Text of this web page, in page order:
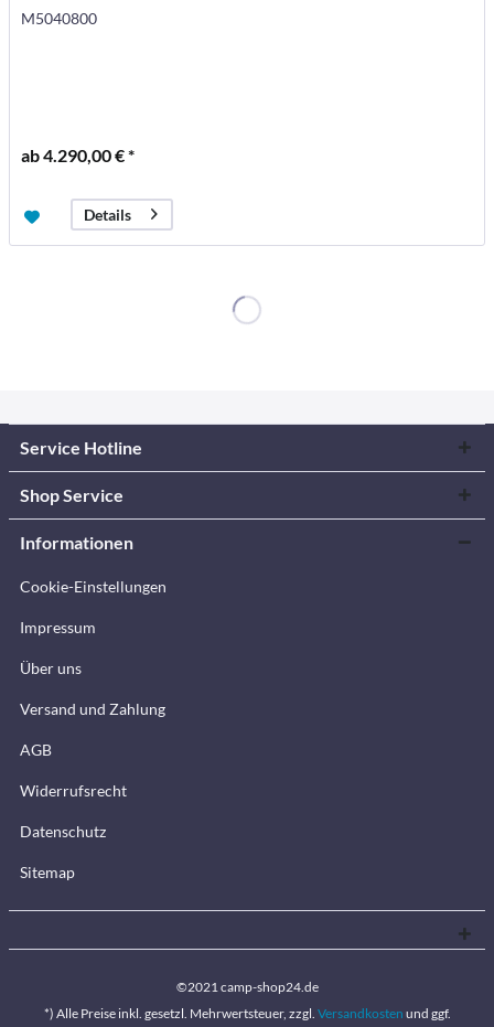
M5040800
ab 4.290,00 € *
Details
Service Hotline
Shop Service
Informationen
Cookie-Einstellungen
Impressum
Über uns
Versand und Zahlung
AGB
Widerrufsrecht
Datenschutz
Sitemap
©2021 camp-shop24.de
*) Alle Preise inkl. gesetzl. Mehrwertsteuer, zzgl. Versandkosten und ggf.